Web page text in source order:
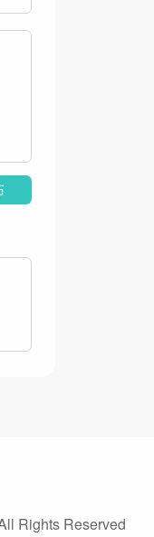
Rights Reserved